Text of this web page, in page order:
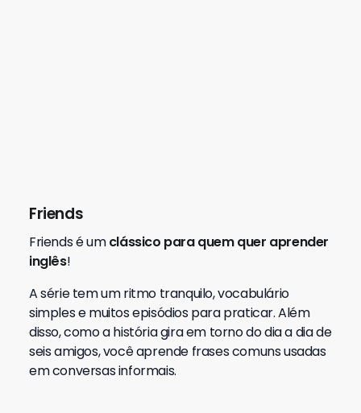
Friends
Friends é umclássico para quem quer aprender
inglês!
A série tem um ritmo tranquilo, vocabulário
simples e muitos episódios para praticar. Além
disso, como a história gira em torno do dia a dia de
seis amigos, você aprende frases comuns usadas
em conversas informais.